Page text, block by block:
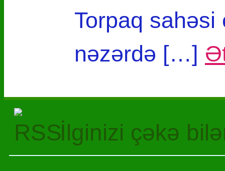
Torpaq
nəzərdə […]
İlginizi çəkə